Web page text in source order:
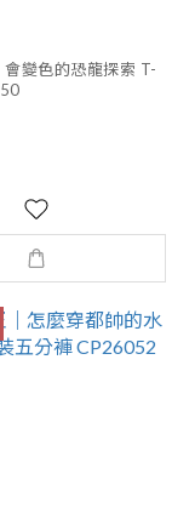
變色的恐龍探索 T-